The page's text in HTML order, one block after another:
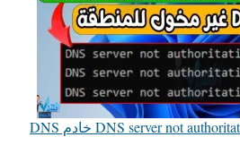
حل مشكلة DNS server not authoritative for zone خادم DNS